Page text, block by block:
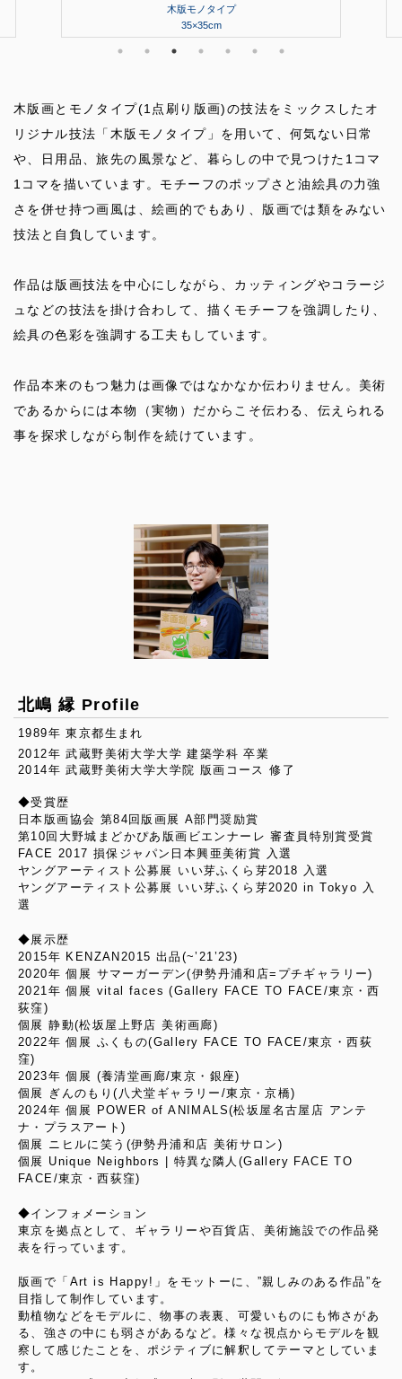
木版モノタイプ
35×35cm
木版画とモノタイプ(1点刷り版画)の技法をミックスしたオ
リジナル技法「木版モノタイプ」を用いて、何気ない日常
や、日用品、旅先の風景など、暮らしの中で見つけた1コマ
1コマを描いています。モチーフのポップさと油絵具の力強
さを併せ持つ画風は、絵画的でもあり、版画では類をみない
技法と自負しています。
作品は版画技法を中心にしながら、カッティングやコラージ
ュなどの技法を掛け合わして、描くモチーフを強調したり、
絵具の色彩を強調する工夫もしています。
作品本来のもつ魅力は画像ではなかなか伝わりません。美術
であるからには本物（実物）だからこそ伝わる、伝えられる
事を探求しながら制作を続けています。
北嶋 縁 Profile
1989年 東京都生まれ
2012年 武蔵野美術大学大学 建築学科 卒業
2014年 武蔵野美術大学大学院 版画コース 修了
◆受賞歴
日本版画協会 第84回版画展 A部門奨励賞
第10回大野城まどかぴあ版画ビエンナーレ 審査員特別賞受賞
FACE 2017 損保ジャパン日本興亜美術賞 入選
ヤングアーティスト公募展 いい芽ふくら芽2018 入選
ヤングアーティスト公募展 いい芽ふくら芽2020 in Tokyo 入
選
◆展示歴
2015年 KENZAN2015 出品(~’21’23)
2020年 個展 サマーガーデン(伊勢丹浦和店=プチギャラリー)
2021年 個展 vital faces (Gallery FACE TO FACE/東京・西
荻窪)
個展 静動(松坂屋上野店 美術画廊)
2022年 個展 ふくもの(Gallery FACE TO FACE/東京・西荻
窪)
2023年 個展 (養清堂画廊/東京・銀座)
個展 ぎんのもり(八犬堂ギャラリー/東京・京橋)
2024年 個展 POWER of ANIMALS(松坂屋名古屋店 アンテ
ナ・プラスアート)
個展 ニヒルに笑う(伊勢丹浦和店 美術サロン)
個展 Unique Neighbors | 特異な隣人(Gallery FACE TO
FACE/東京・西荻窪)
◆インフォメーション
東京を拠点として、ギャラリーや百貨店、美術施設での作品発
表を行っています。
版画で「Art is Happy!」をモットーに、”親しみのある作品”を
目指して制作しています。
動植物などをモデルに、物事の表裏、可愛いものにも怖さがあ
る、強さの中にも弱さがあるなど。様々な視点からモデルを観
察して感じたことを、ポジティブに解釈してテーマとしていま
す。